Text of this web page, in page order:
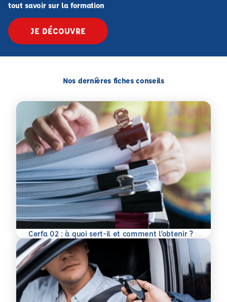
tout savoir sur la formation
JE DÉCOUVRE
Nos dernières fiches conseils
Cerfa 02 : à quoi sert-il et comment l’obtenir ?
En savoir plus